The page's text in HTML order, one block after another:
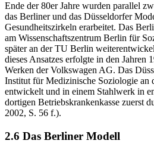
Ende der 80er Jahre wurden parallel
das Berliner und das Düsseldorfer
Gesundheitszirkeln erarbeitet. Das
am Wissenschaftszentrum Berlin für
später an der TU Berlin
dieses Ansatzes erfolgte in den Jahren
Werken der Volkswagen AG. Das
Institut für Medizinische Soziologie an
entwickelt und in einem Stahlwerk in
dortigen Betriebskrankenkasse zuerst
2002, S. 56 f.).
2.6 Das Berliner Modell